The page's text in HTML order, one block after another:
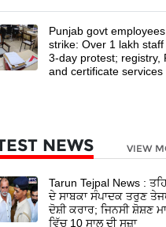
Punjab govt employees
strike: Over 1 lakh staff
3-day protest; registry,
and certificate services
NEWS VIEW
Tarun Tejpal News :
ਦੇ ਸਾਬਕਾ ਸੰਪਾਦਕ ਤਰੁਣ
ਦੋਸ਼ੀ ਕਰਾਰ; ਜਿਨਸੀ ਸ਼ੋਸ਼ਣ
ਵਿੱਚ 10 ਸਾਲ ਦੀ ਸਜ਼ਾ